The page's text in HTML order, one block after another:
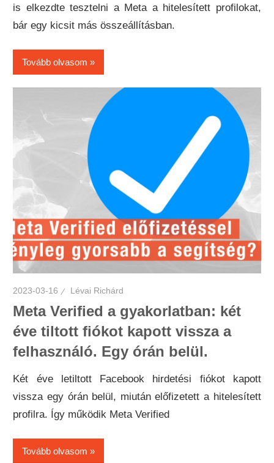
is elkezdte tesztelni a Meta a hitelesített profilokat,
bár egy kicsit más összeállításban.
Tovább olvasom
2023-03-16 Lévai Richárd
Meta Verified a gyakorlatban: két
éve tiltott fiókot kapott vissza a
felhasználó. Egy órán belül.
Két éve letiltott Facebook hirdetési fiókot kapott
vissza egy órán belül, miután előfizetett a hitelesített
profilra. Így működik Meta Verified
Tovább olvasom